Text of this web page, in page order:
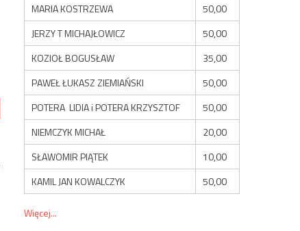
MARIA KOSTRZEWA
50,00
JERZY T MICHAJŁOWICZ
50,00
KOZIOŁ BOGUSŁAW
35,00
PAWEŁ ŁUKASZ ZIEMIAŃSKI
50,00
POTERA LIDIA i POTERA KRZYSZTOF
50,00
NIEMCZYK MICHAŁ
20,00
SŁAWOMIR PIĄTEK
10,00
KAMIL JAN KOWALCZYK
50,00
Więcej...